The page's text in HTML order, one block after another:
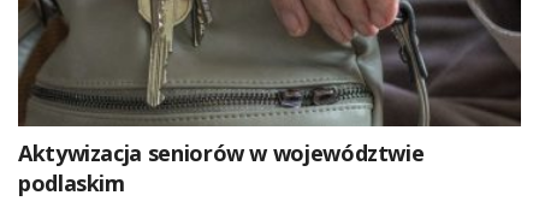
Aktywizacja seniorów w województwie
podlaskim